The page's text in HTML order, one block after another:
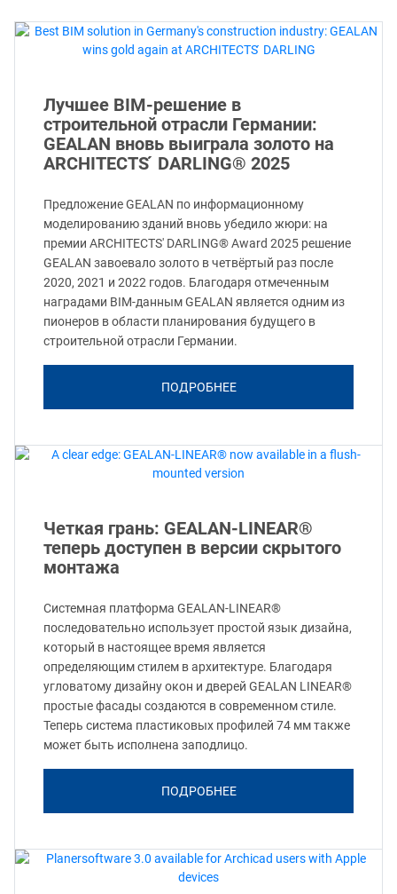
Лучшее BIM-решение в
строительной отрасли Германии:
GEALAN вновь выиграла золото на
ARCHITECTS ́ DARLING® 2025
Предложение GEALAN по информационному
моделированию зданий вновь убедило жюри: на
премии ARCHITECTS' DARLING® Award 2025 решение
GEALAN завоевало золото в четвёртый раз после
2020, 2021 и 2022 годов. Благодаря отмеченным
наградами BIM-данным GEALAN является одним из
пионеров в области планирования будущего в
строительной отрасли Германии.
ПОДРОБНЕЕ
Четкая грань: GEALAN-LINEAR®
теперь доступен в версии скрытого
монтажа
Системная платформа GEALAN-LINEAR®
последовательно использует простой язык дизайна,
который в настоящее время является
определяющим стилем в архитектуре. Благодаря
угловатому дизайну окон и дверей GEALAN LINEAR®
простые фасады создаются в современном стиле.
Теперь система пластиковых профилей 74 мм также
может быть исполнена заподлицо.
ПОДРОБНЕЕ